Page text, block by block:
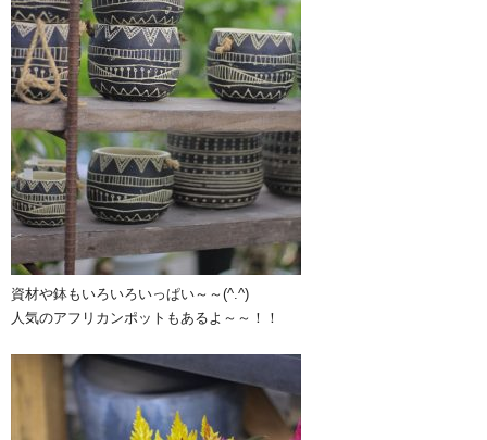
資材や鉢もいろいろいっぱい～～(^.^)
人気のアフリカンポットもあるよ～～！！